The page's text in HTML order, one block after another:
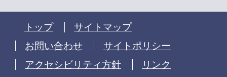
トップ
サイトマップ
お問い合わせ
サイトポリシー
アクセシビリティ方針
リンク